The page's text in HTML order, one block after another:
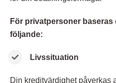
För privatpersoner
följande:
Livssituation
Din kreditvärdighet påverkas